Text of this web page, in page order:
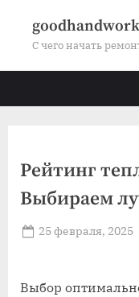
С чего начать
Рейтинг
Выбираем
Posted
25 февраля, 2025
Выбор